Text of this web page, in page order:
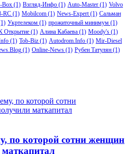
Box (1) Взгляд-Инфо (1) Auto-Master (1) Volvo
RC (1) Mobilcom (1) News-Expert(1) Сальман
Укртелеком (1) прожиточный минимум (1)
Открытие (1) Алина Кабаева (1) Moody's (1)
(1) Tob-Biz (1) Autodrom.Info (1) Mir-Diesel
(1) Online-News (1) Рубен Татулян (1)
по которой сотни женщин